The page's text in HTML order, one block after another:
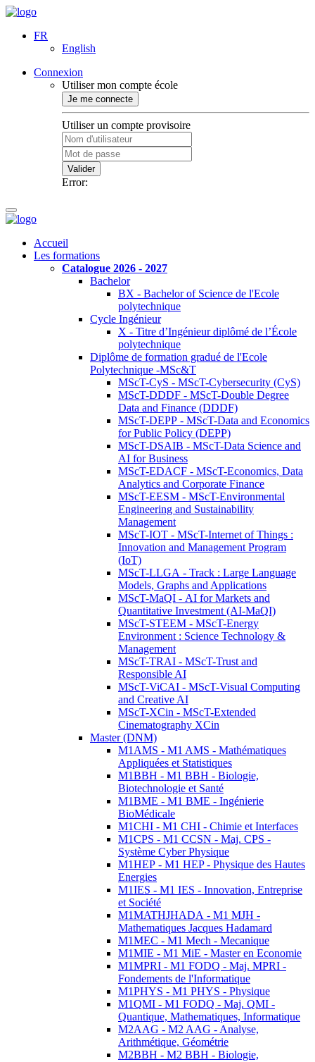
FR
English
Connexion
Utiliser mon compte école
Je me connecte
Utiliser un compte provisoire
Valider
Error:
Accueil
Les formations
Catalogue 2026 - 2027
Bachelor
BX - Bachelor of Science de l'Ecole
polytechnique
Cycle Ingénieur
X - Titre d’Ingénieur diplômé de l’École
polytechnique
Diplôme de formation gradué de l'Ecole
Polytechnique -MSc&T
MScT-CyS - MScT-Cybersecurity (CyS)
MScT-DDDF - MScT-Double Degree
Data and Finance (DDDF)
MScT-DEPP - MScT-Data and Economics
for Public Policy (DEPP)
MScT-DSAIB - MScT-Data Science and
AI for Business
MScT-EDACF - MScT-Economics, Data
Analytics and Corporate Finance
MScT-EESM - MScT-Environmental
Engineering and Sustainability
Management
MScT-IOT - MScT-Internet of Things :
Innovation and Management Program
(IoT)
MScT-LLGA - Track : Large Language
Models, Graphs and Applications
MScT-MaQI - AI for Markets and
Quantitative Investment (AI-MaQI)
MScT-STEEM - MScT-Energy
Environment : Science Technology &
Management
MScT-TRAI - MScT-Trust and
Responsible AI
MScT-ViCAI - MScT-Visual Computing
and Creative AI
MScT-XCin - MScT-Extended
Cinematography XCin
Master (DNM)
M1AMS - M1 AMS - Mathématiques
Appliquées et Statistiques
M1BBH - M1 BBH - Biologie,
Biotechnologie et Santé
M1BME - M1 BME - Ingénierie
BioMédicale
M1CHI - M1 CHI - Chimie et Interfaces
M1CPS - M1 CCSN - Maj. CPS -
Système Cyber Physique
M1HEP - M1 HEP - Physique des Hautes
Energies
M1IES - M1 IES - Innovation, Entreprise
et Société
M1MATHJHADA - M1 MJH -
Mathematiques Jacques Hadamard
M1MEC - M1 Mech - Mecanique
M1MIE - M1 MiE - Master en Economie
M1MPRI - M1 FODQ - Maj. MPRI -
Fondements de l'Informatique
M1PHYS - M1 PHYS - Physique
M1QMI - M1 FODQ - Maj. QMI -
Quantique, Mathematiques, Informatique
M2AAG - M2 AAG - Analyse,
Arithmétique, Géométrie
M2BBH - M2 BBH - Biologie,